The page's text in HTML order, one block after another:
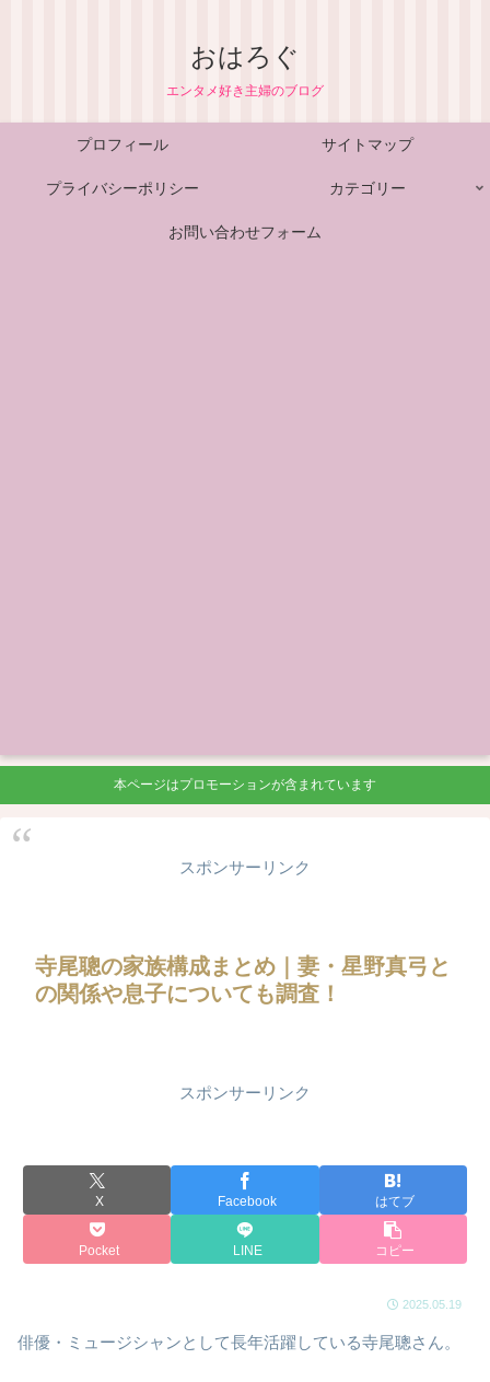
おはろぐ
エンタメ好き主婦のブログ
プロフィール サイトマップ
プライバシーポリシー カテゴリー
お問い合わせフォーム
本ページはプロモーションが含まれています
スポンサーリンク
寺尾聰の家族構成まとめ｜妻・星野真弓と
の関係や息子についても調査！
スポンサーリンク
X Facebook はてブ
Pocket LINE コピー
2025.05.19
俳優・ミュージシャンとして長年活躍している寺尾聰さん。